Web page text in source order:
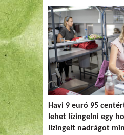
Havi 9 euró 95
lehet lízingelni egy
lízingelt nadrágot